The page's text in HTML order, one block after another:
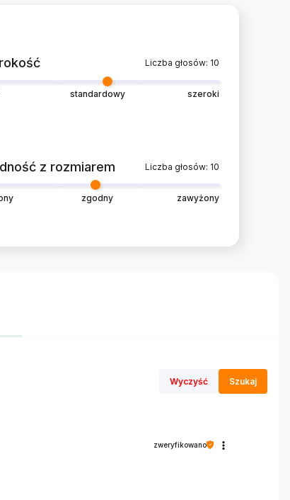
Liczba głosów: 10
standardowy szeroki
z rozmiarem Liczba głosów: 10
zgodny zawyżony
Wyczyść Szukaj
zweryfikowano